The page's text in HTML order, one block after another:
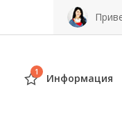
1 Информация